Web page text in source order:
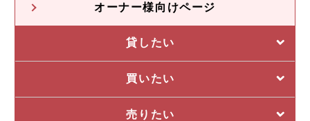
オーナー様向けページ
貸したい
選ばれる5つの理由
管理システム
買いたい
私たちの5つの強み
売りたい